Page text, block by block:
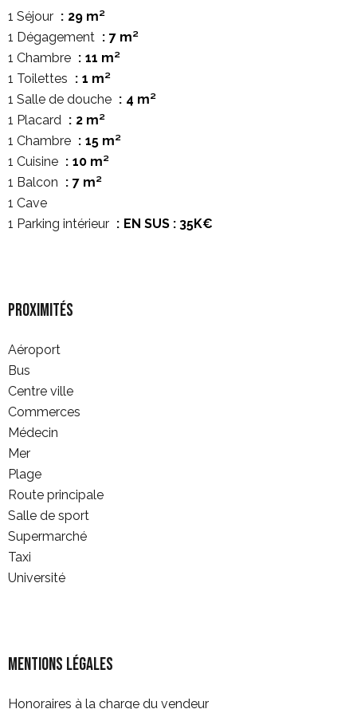
1 Séjour
29 m²
1 Dégagement
7 m²
1 Chambre
11 m²
1 Toilettes
1 m²
1 Salle de douche
4 m²
1 Placard
2 m²
1 Chambre
15 m²
1 Cuisine
10 m²
1 Balcon
7 m²
1 Cave
1 Parking intérieur
EN SUS : 35K€
Proximités
Aéroport
Bus
Centre ville
Commerces
Médecin
Mer
Plage
Route principale
Salle de sport
Supermarché
Taxi
Université
Mentions légales
Honoraires à la charge du vendeur